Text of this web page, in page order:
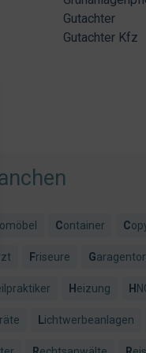
Gutachter
Gutachter Kfz
Container
Friseure
Heizung
Lichtwerbeanlagen